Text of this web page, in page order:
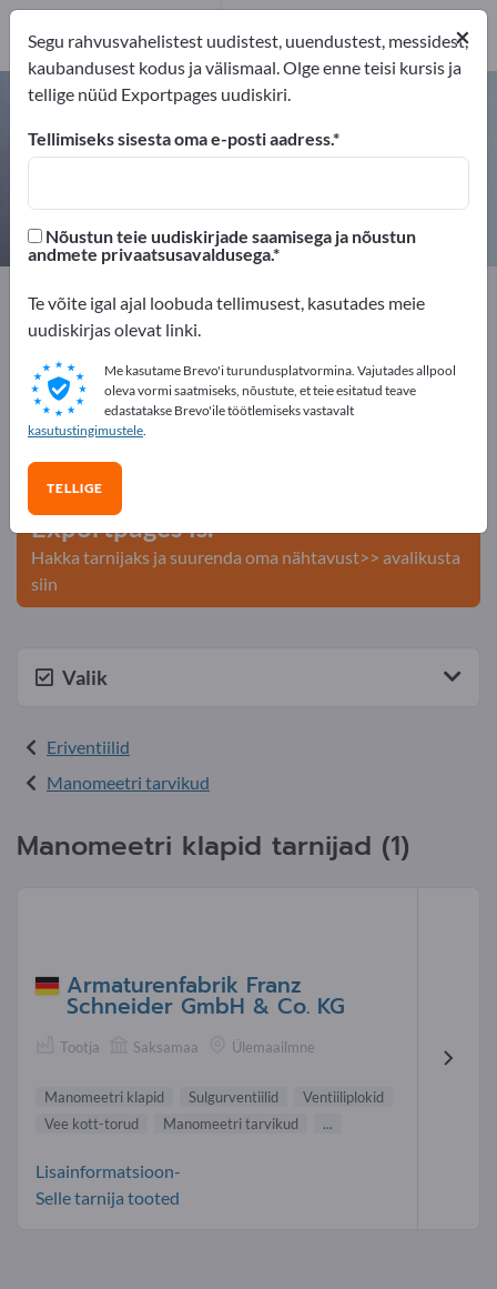
Manomeetri klapid – leidke
tootjaid ja tarnijaid
1
Tootja
Exportpages Komponendid ja Osad
Ventiilid
Eriventiilid
Manomeetri klapid
Reklaamige tasuta Exportpages'is!
Vajadused – Pakkumised – Kasutatud kaubad –
Ärikontaktid >> alustage siit
Avalikusta oma ettevõte ja tooted
Exportpages'is.
Hakka tarnijaks ja suurenda oma nähtavust>> avalikusta
siin
Valik
Eriventiilid
Manomeetri tarvikud
Manomeetri klapid tarnijad (1)
Armaturenfabrik Franz
Schneider GmbH & Co. KG
Tootja Saksamaa Ülemaailmne
Manomeetri klapid Sulgurventiilid
Ventiiliplokid
Vee kott-torud
Manomeetri tarvikud ...
Lisainformatsioon-
Selle tarnija tooted
×
Segu rahvusvahelistest uudistest, uuendustest, messidest,
kaubandusest kodus ja välismaal. Olge enne teisi kursis ja
tellige nüüd Exportpages uudiskiri.
Tellimiseks sisesta oma e-posti aadress.
Nõustun teie uudiskirjade saamisega ja nõustun
andmete privaatsusavaldusega.
Te võite igal ajal loobuda tellimusest, kasutades meie
uudiskirjas olevat linki.
Me kasutame Brevo'i turundusplatvormina. Vajutades allpool
oleva vormi saatmiseks, nõustute, et teie esitatud teave
edastatakse Brevo'ile töötlemiseks vastavalt
kasutustingimustele.
TELLIGE